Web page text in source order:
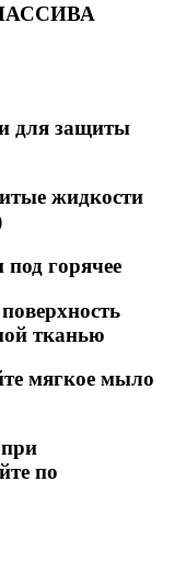
для защиты
жидкости
под горячее
тканью
мягкое мыло
по